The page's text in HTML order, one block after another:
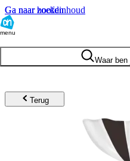
Ga naar hoofdinhoud
Ga naar zoeken
menu
Waar
Terug